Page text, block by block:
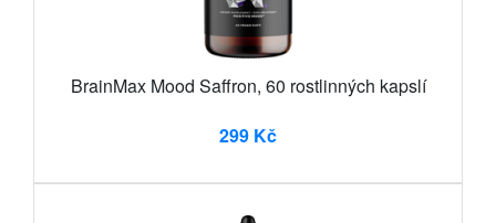
BrainMax Mood Saffron, 60 rostlinných kapslí
299 Kč